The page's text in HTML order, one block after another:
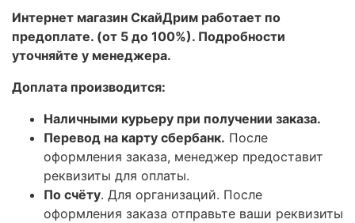
Интернет магазин СкайДрим работает по
предоплате. (от 5 до 100%). Подробности
уточняйте у менеджера.
Доплата производится:
Наличными курьеру при получении заказа.
Перевод на карту сбербанк. После
оформления заказа, менеджер предоставит
реквизиты для оплаты.
По счёту. Для организаций. После
оформления заказа отправьте ваши реквизиты